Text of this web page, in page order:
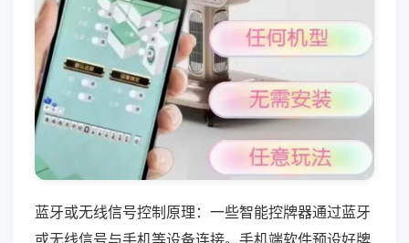
蓝牙或无线信号控制原理：一些智能控牌器通过蓝牙
或无线信号与手机等设备连接。手机端软件预设好牌